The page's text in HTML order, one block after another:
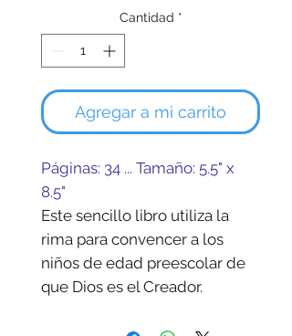
Cantidad *
Agregar a mi carrito
Páginas: 34 ... Tamaño: 5.5" x
8.5"
Este sencillo libro utiliza la
rima para convencer a los
niños de edad preescolar de
que Dios es el Creador.